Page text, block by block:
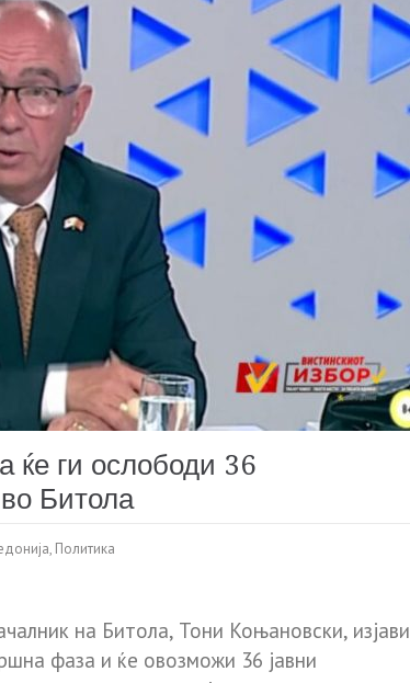
ќе ги ослободи 36
Битола
, Политика
на Битола, Тони Коњановски, изјави
фаза и ќе овозможи 36 јавни